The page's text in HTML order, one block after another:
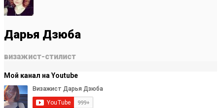
Дарья Дзюба
визажист-стилист
Мой канал на Youtube